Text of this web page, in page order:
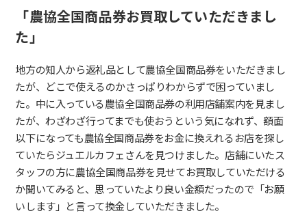
「農協全国商品券お買取していただきまし
た」
地方の知人から返礼品として農協全国商品券をいただきまし
たが、どこで使えるのかさっぱりわからずで困っていまし
た。中に入っている農協全国商品券の利用店舗案内を見まし
たが、わざわざ行ってまでも使おうという気になれず、額面
以下になっても農協全国商品券をお金に換えれるお店を探し
ていたらジュエルカフェさんを見つけました。店舗にいたス
タッフの方に農協全国商品券を見せてお買取していただける
か聞いてみると、思っていたより良い金額だったので「お願
いします」と言って換金していただきました。